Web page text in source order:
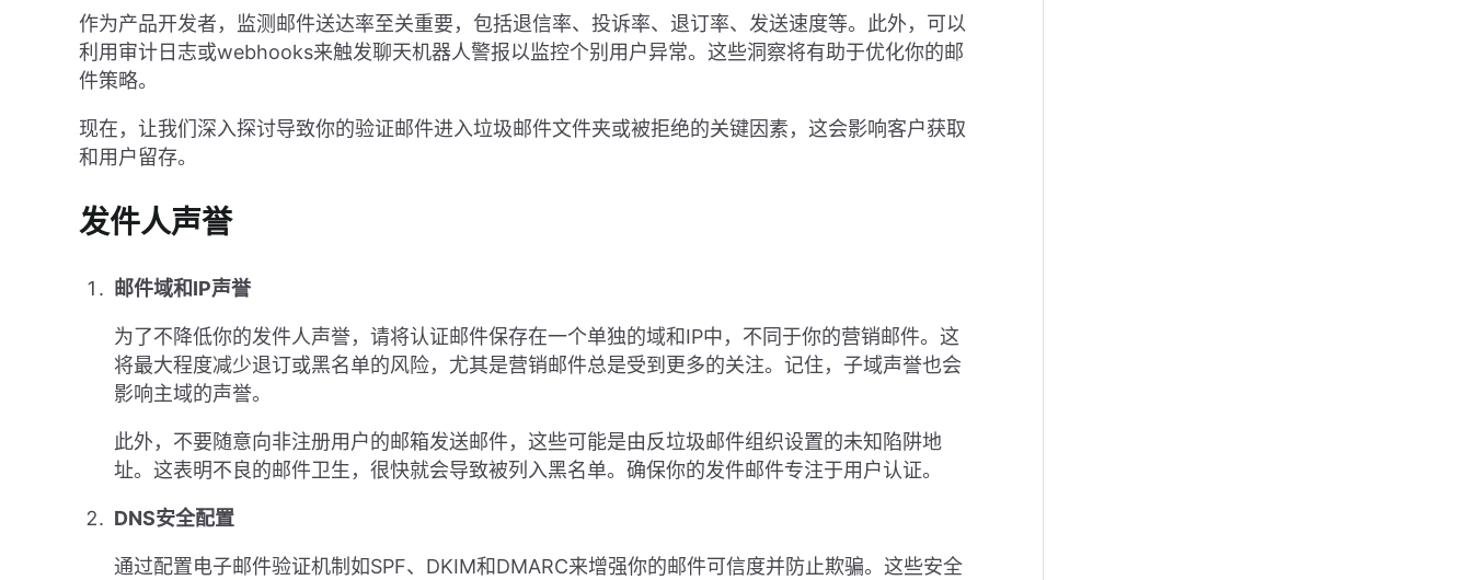
作为产品开发者，监测邮件送达率至关重要，包括退信率、投诉率、退订率、发送速度等。此外，可以
利用审计日志或webhooks来触发聊天机器人警报以监控个别用户异常。这些洞察将有助于优化你的邮
件策略。
现在，让我们深入探讨导致你的验证邮件进入垃圾邮件文件夹或被拒绝的关键因素，这会影响客户获取
和用户留存。
发件人声誉
邮件域和IP声誉
为了不降低你的发件人声誉，请将认证邮件保存在一个单独的域和IP中，不同于你的营销邮件。这
将最大程度减少退订或黑名单的风险，尤其是营销邮件总是受到更多的关注。记住，子域声誉也会
影响主域的声誉。
此外，不要随意向非注册用户的邮箱发送邮件，这些可能是由反垃圾邮件组织设置的未知陷阱地
址。这表明不良的邮件卫生，很快就会导致被列入黑名单。确保你的发件邮件专注于用户认证。
DNS安全配置
通过配置电子邮件验证机制如SPF、DKIM和DMARC来增强你的邮件可信度并防止欺骗。这些安全